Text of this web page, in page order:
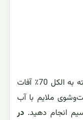
ابتدا گیاه را قرنطینه کنید و با پنبه آغشته به الکل 70٪ آفات
ملایم با آب
انجام دهید.در